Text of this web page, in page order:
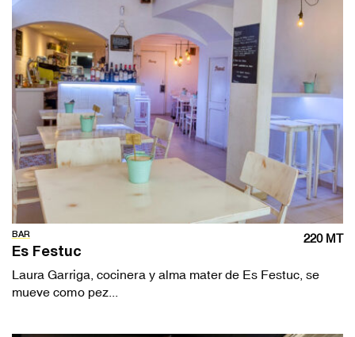
BAR 220 MT
Es Festuc
Laura Garriga, cocinera y alma mater de Es Festuc, se
mueve como pez...